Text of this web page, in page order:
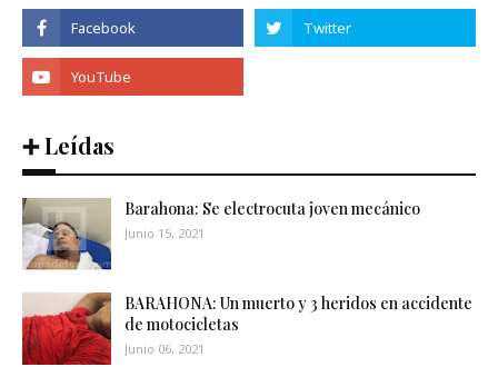
➕ Leídas
Barahona: Se electrocuta joven mecánico
Junio 15, 2021
BARAHONA: Un muerto y 3 heridos en accidente
de motocicletas
Junio 06, 2021